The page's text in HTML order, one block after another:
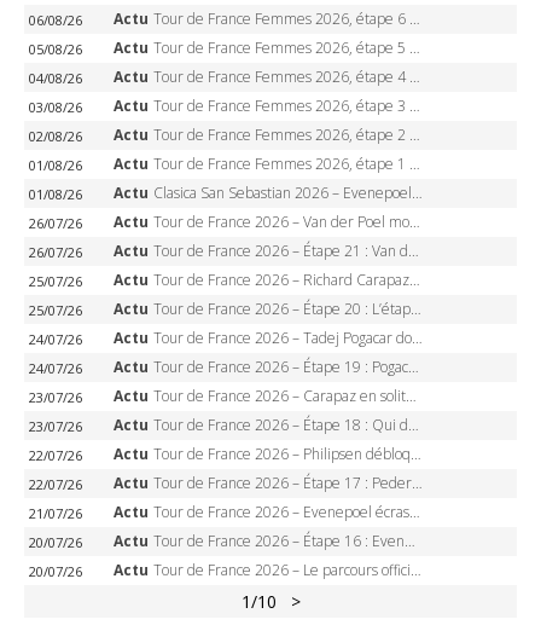
06/08/26 Actu Tour de France Femmes 2026, étape 6 – Kim Le Court-Pienaar gagne à Tournon, Reusser en jaune
05/08/26 Actu Tour de France Femmes 2026, étape 5 – Demi Vollering gagne à Belleville, Reusser en jaune, Ferrand-Prévot coule
04/08/26 Actu Tour de France Femmes 2026, étape 4 – Marlen Reusser écrase le chrono, Ferrand-Prévot en crise
03/08/26 Actu Tour de France Femmes 2026, étape 3 – Sigrid Haugset en solitaire, 88 km d’échappée, maillot jaune
02/08/26 Actu Tour de France Femmes 2026, étape 2 – Lorena Wiebes doublé à Genève, Markus héroïque, 7e record
01/08/26 Actu Tour de France Femmes 2026, étape 1 – Lorena Wiebes intouchable à Lausanne, premier maillot jaune
01/08/26 Actu Clasica San Sebastian 2026 – Evenepoel recordman, 4e victoire, Carapaz battu au sprint
26/07/26 Actu Tour de France 2026 – Van der Poel monumental à Paris, Pogacar égale le record des cinq sacres
26/07/26 Actu Tour de France 2026 – Étape 21 : Van der Poel, Pogacar, qui succédera à Wout van Aert sur les Champs-Elysées ?
25/07/26 Actu Tour de France 2026 – Richard Carapaz roi des Alpes, doublé et maillot à pois, Seixas perd le podium
25/07/26 Actu Tour de France 2026 – Étape 20 : L’étape reine, Galibier, Sarenne, Alpe d’Huez, qui succédera à Pogacar ?
24/07/26 Actu Tour de France 2026 – Tadej Pogacar dompte l’Alpe d’Huez, 5e victoire, record de Pantani pulvérisé
24/07/26 Actu Tour de France 2026 – Étape 19 : Pogacar peut-il enfin dompter l’Alpe d’Huez ?
23/07/26 Actu Tour de France 2026 – Carapaz en solitaire à Orcières-Merlette, Paret-Peintre à un point du maillot à pois
23/07/26 Actu Tour de France 2026 – Étape 18 : Qui domptera Orcières-Merlette, première marche vers l’Alpe d’Huez ?
22/07/26 Actu Tour de France 2026 – Philipsen débloque son compteur à Voiron, Pedersen en danger pour le maillot vert
22/07/26 Actu Tour de France 2026 – Étape 17 : Pedersen peut-il verrouiller le maillot vert à Voiron ?
21/07/26 Actu Tour de France 2026 – Evenepoel écrase le chrono d’Évian, Seixas 4e, Lipowitz abandonne
20/07/26 Actu Tour de France 2026 – Étape 16 : Evenepoel, Pogacar, Ganna… qui domptera le chrono d’Évian pour redessiner le podium ?
20/07/26 Actu Tour de France 2026 – Le parcours officiel complet : 21 étapes, profils, carte et dates
1/10 >